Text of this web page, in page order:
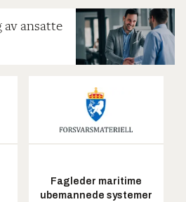
av ansatte
Fagleder maritime
ubemannede systemer